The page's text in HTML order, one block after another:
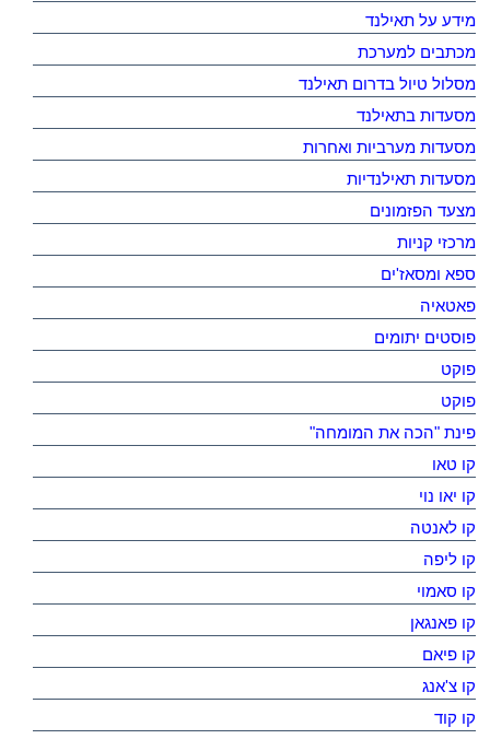
מידע על תאילנד
מכתבים למערכת
מסלול טיול בדרום תאילנד
מסעדות בתאילנד
מסעדות מערביות ואחרות
מסעדות תאילנדיות
מצעד הפזמונים
מרכזי קניות
ספא ומסאז'ים
פאטאיה
פוסטים יתומים
פוקט
פוקט
פינת "הכה את המומחה"
קו טאו
קו יאו נוי
קו לאנטה
קו ליפה
קו סאמוי
קו פאנגאן
קו פיאם
קו צ'אנג
קו קוד